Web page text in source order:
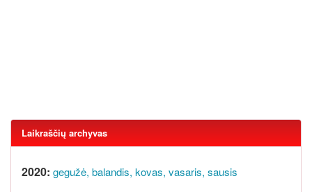
Laikraščių archyvas
2020: gegužė, balandis, kovas, vasaris, sausis